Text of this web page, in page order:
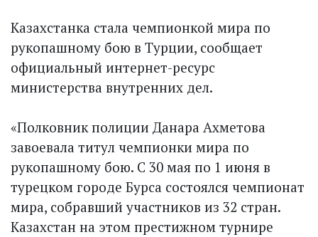
Казахстанка стала чемпионкой мира по
рукопашному бою в Турции, сообщает
официальный интернет-ресурс
министерства внутренних дел.
«Полковник полиции Данара Ахметова
завоевала титул чемпионки мира по
рукопашному бою. С 30 мая по 1 июня в
турецком городе Бурса состоялся чемпионат
мира, собравший участников из 32 стран.
Казахстан на этом престижном турнире